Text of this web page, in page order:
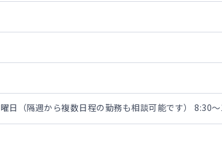
日（隔週から複数日程の勤務も相談可能です） 8:30